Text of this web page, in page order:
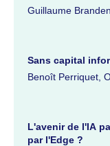
Guillaume
Sans capital
Benoît Perriquet,
L'avenir de l'IA
par l'Edge ?